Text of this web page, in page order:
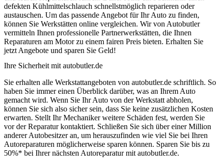
defekten Kühlmittelschlauch schnellstmöglich reparieren oder
austauschen. Um das passende Angebot für Ihr Auto zu finden,
können Sie Werkstätten online vergleichen. Wir von Autobutler
vermitteln Ihnen professionelle Partnerwerkstätten, die Ihnen
Reparaturen am Motor zu einem fairen Preis bieten. Erhalten Sie
jetzt Angebote und sparen Sie Geld!
Ihre Sicherheit mit autobutler.de
Sie erhalten alle Werkstattangeboten von autobutler.de schriftlich. So
haben Sie immer einen Überblick darüber, was an Ihrem Auto
gemacht wird. Wenn Sie Ihr Auto von der Werkstatt abholen,
können Sie sich also sicher sein, dass Sie keine zusätzlichen Kosten
erwarten. Stellt Ihr Mechaniker weitere Schäden fest, werden Sie
vor der Reparatur kontaktiert. Schließen Sie sich über einer Million
anderer Autobesitzer an, um herauszufinden wie viel Sie bei Ihren
Autoreparaturen möglicherweise sparen können. Sparen Sie bis zu
50%* bei Ihrer nächsten Autoreparatur mit autobutler.de.